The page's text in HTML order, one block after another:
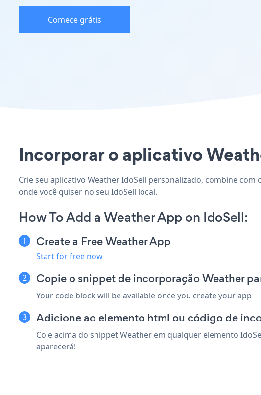
Comece grátis
Incorporar o aplicativo
Crie seu aplicativo Weather IdoSell personalizado, combine
onde você quiser no seu IdoSell local.
How To Add a Weather App on IdoSell:
Create a Free Weather App
Start for free now
Copie o snippet de incorporação Weather
Your code block will be available once you create your app
Adicione ao elemento html ou código de
Cole acima do snippet Weather em qualquer elemento
aparecerá!